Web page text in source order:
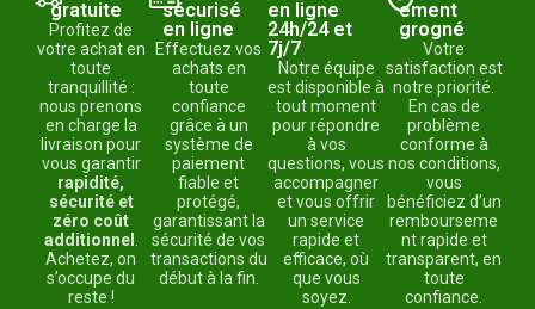
gratuite
Profitez de
votre achat en
toute
tranquillité :
nous prenons
en charge la
livraison pour
vous garantir
rapidité,
sécurité et
zéro coût
additionnel .
Achetez, on
s’occupe du
reste !
sécurisé
en ligne
Effectuez vos
achats en
toute
confiance
grâce à un
système de
paiement
fiable et
protégé,
garantissant la
sécurité de vos
transactions du
début à la fin.
en ligne
24h/24 et
7j/7
Notre équipe
est disponible à
tout moment
pour répondre
à vos
questions, vous
accompagner
et vous offrir
un service
rapide et
efficace, où
que vous
soyez.
ement
grogné
Votre
satisfaction est
notre priorité.
En cas de
problème
conforme à
nos conditions,
vous
bénéficiez d’un
rembourseme
nt rapide et
transparent, en
toute
confiance.